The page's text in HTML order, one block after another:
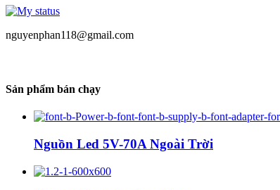
nguyenphan118@gmail.com
Sản phẩm bán chạy
Nguồn Led 5V-70A Ngoài Trời